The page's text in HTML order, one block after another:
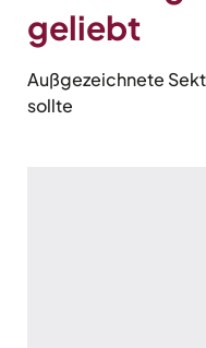
geliebt
Außgezeichnete
sollte